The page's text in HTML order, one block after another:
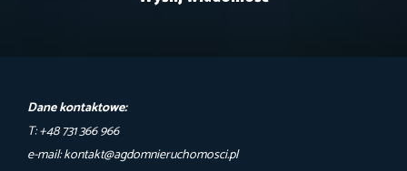
Dane kontaktowe:
T: +48 731 366 966
e-mail: kontakt@agdomnieruchomosci.pl